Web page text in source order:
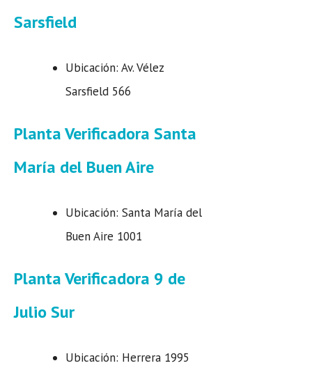
Sarsfield
Ubicación: Av. Vélez
Sarsfield 566
Planta Verificadora Santa
María del Buen Aire
Ubicación: Santa María del
Buen Aire 1001
Planta Verificadora 9 de
Julio Sur
Ubicación: Herrera 1995